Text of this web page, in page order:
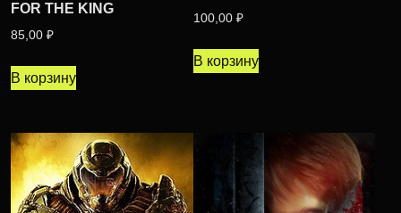
FOR THE KING
85,00 ₽
В корзину
100,00 ₽
В корзину